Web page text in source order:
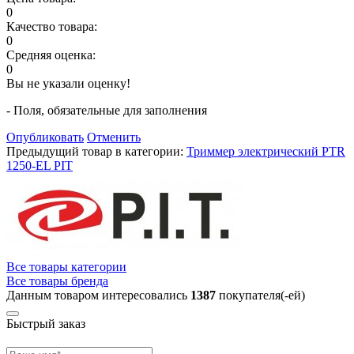
0
Качество товара:
0
Средняя оценка:
0
Вы не указали оценку!
- Поля, обязательные для заполнения
Опубликовать Отменить
Предыдущий товар в категории: Триммер электрический РTR
1250-EL PIT
Все товары категории
Все товары бренда
Данным товаром интересовались 1387 покупателя(-ей)
Быстрый заказ